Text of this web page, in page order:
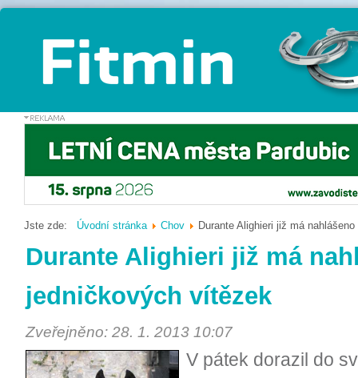
Jste zde: Úvodní stránka Chov Durante Alighieri již má
Durante Alighieri již má
jedničkových vítězek
Zveřejněno: 28. 1. 2013 10:07
V pátek dorazil do